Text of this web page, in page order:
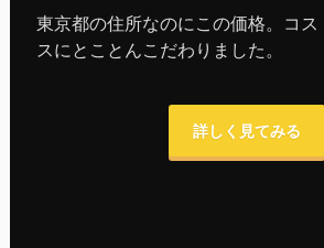
東京都の住所なのにこの価格。コス
スにとことんこだわりました。
詳しく見てみる